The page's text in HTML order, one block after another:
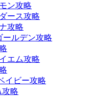
ン攻略
ース攻略
攻略
ールデン攻略
エム攻略
イビー攻略
略